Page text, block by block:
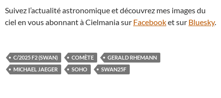
Suivez l’actualité astronomique et découvrez mes images du
ciel en vous abonnant à Cielmania sur Facebooket sur Bluesky.
C/2025 F2 (SWAN) COMÈTE
GERALD RHEMANN
MICHAEL JAEGER
SOHO SWAN25F